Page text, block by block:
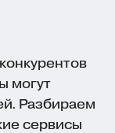
могут
Разбираем
сервисы